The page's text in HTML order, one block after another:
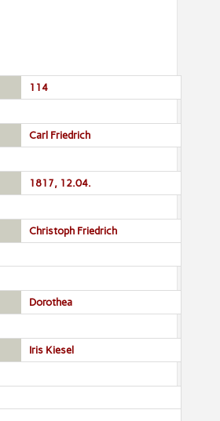
114
Carl Friedrich
1817, 12.04.
Christoph Friedrich
Dorothea
Iris Kiesel